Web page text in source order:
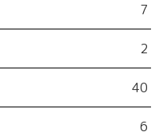
7
2
40
6